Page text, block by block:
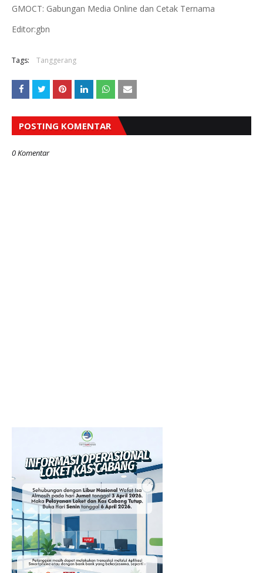
GMOCT: Gabungan Media Online dan Cetak Ternama
Editor:gbn
Tags: Tanggerang
POSTING KOMENTAR
0 Komentar